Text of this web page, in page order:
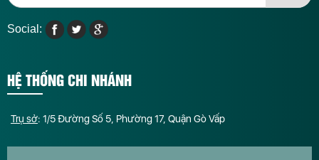
Social:
HỆ THỐNG CHI NHÁNH
Trụ sở: 1/5 Đường Số 5, Phường 17, Quận Gò Vấp